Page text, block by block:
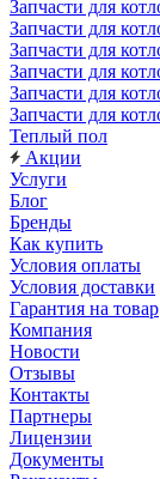
Запчасти для
Запчасти для
Запчасти для
Запчасти для
Запчасти для
Запчасти для
Теплый пол
Акции
Услуги
Блог
Бренды
Как купить
Условия оплаты
Условия доставки
Гарантия на товар
Компания
Новости
Отзывы
Контакты
Партнеры
Лицензии
Документы